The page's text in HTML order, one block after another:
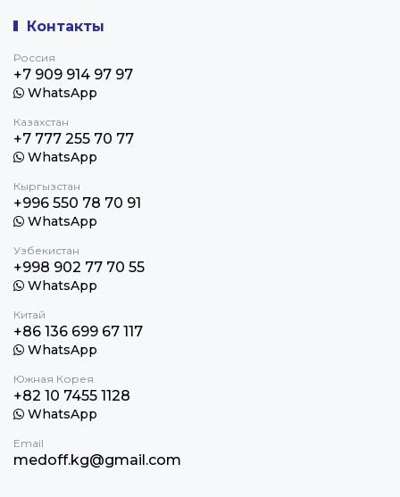
Контакты
Россия
+7 909 914 97 97
WhatsApp
Казахстан
+7 777 255 70 77
WhatsApp
Кыргызстан
+996 550 78 70 91
WhatsApp
Узбекистан
+998 902 77 70 55
WhatsApp
Китай
+86 136 699 67 117
WhatsApp
Южная Корея
+82 10 7455 1128
WhatsApp
Email
medoff.kg@gmail.com